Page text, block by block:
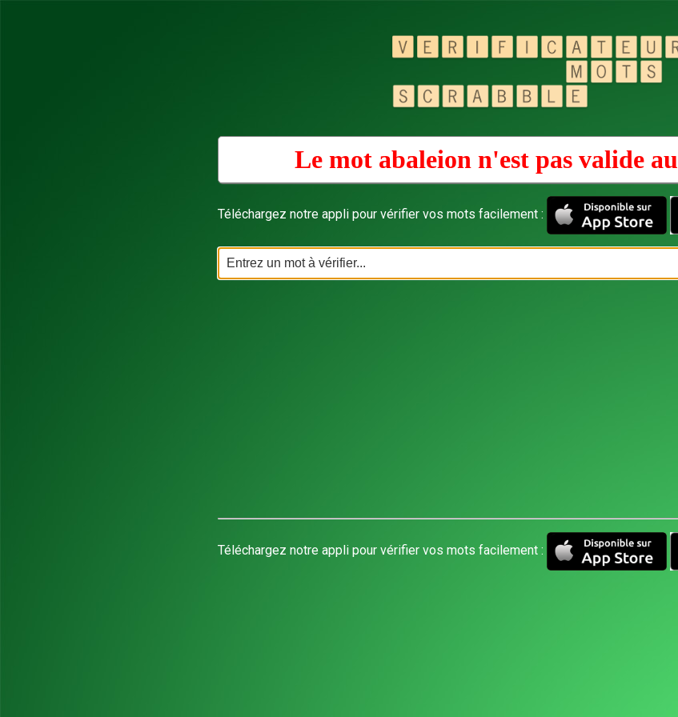
Le mot abaleion n'est pas valide au
Téléchargez notre appli pour vérifier vos mots facilement :
Téléchargez notre appli pour vérifier vos mots facilement :